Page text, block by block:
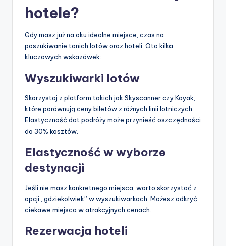
hotele?
Gdy masz już na oku idealne miejsce, czas na
poszukiwanie tanich lotów oraz hoteli. Oto kilka
kluczowych wskazówek:
Wyszukiwarki lotów
Skorzystaj z platform takich jak Skyscanner czy Kayak,
które porównują ceny biletów z różnych linii lotniczych.
Elastyczność dat podróży może przynieść oszczędności
do 30% kosztów.
Elastyczność w wyborze
destynacji
Jeśli nie masz konkretnego miejsca, warto skorzystać z
opcji „gdziekolwiek” w wyszukiwarkach. Możesz odkryć
ciekawe miejsca w atrakcyjnych cenach.
Rezerwacja hoteli